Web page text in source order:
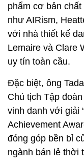
phẩm cơ bản
như AIRism,
với nhà thiết kế
Lemaire và Clare
uy tín toàn cầu.
Đặc biệt, ông
Chủ tịch Tập
vinh danh với giải
Achievement
đóng góp bền bỉ
ngành bán lẻ thời